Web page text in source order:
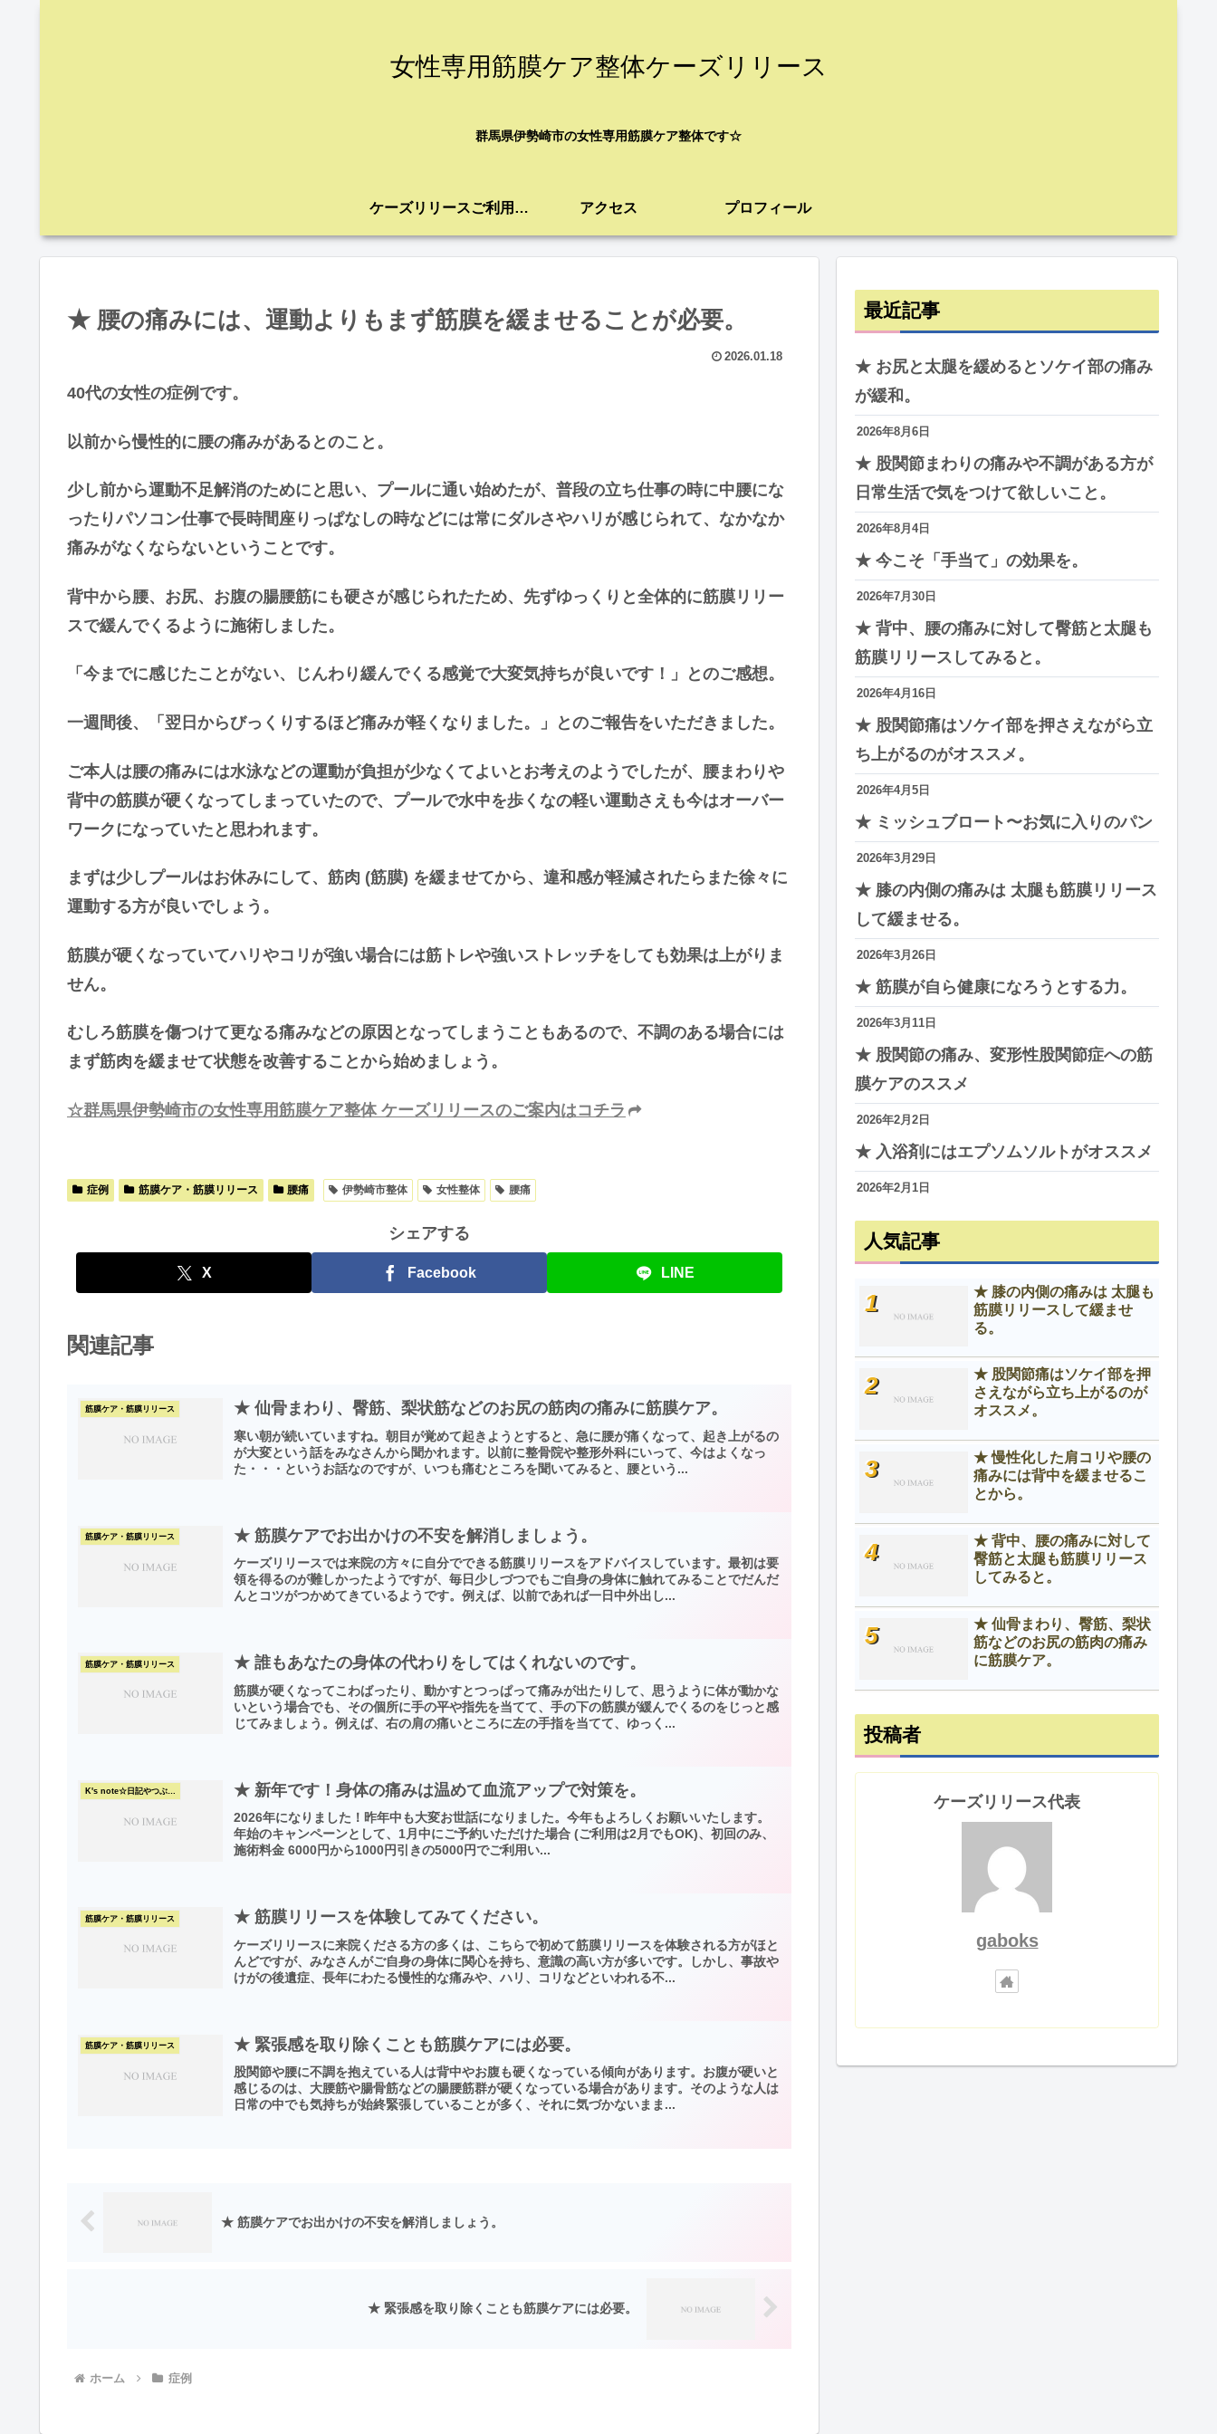
女性専用筋膜ケア整体ケーズリリース
群馬県伊勢崎市の女性専用筋膜ケア整体です☆
ケーズリリースご利用案内 アクセス プロフィール
★ 腰の痛みには、運動よりもまず筋膜を緩ませることが必要。
2026.01.18
40代の女性の症例です。
以前から慢性的に腰の痛みがあるとのこと。
少し前から運動不足解消のためにと思い、プールに通い始めたが、普段の立ち仕事の時に中腰にな
ったりパソコン仕事で長時間座りっぱなしの時などには常にダルさやハリが感じられて、なかなか
痛みがなくならないということです。
背中から腰、お尻、お腹の腸腰筋にも硬さが感じられたため、先ずゆっくりと全体的に筋膜リリー
スで緩んでくるように施術しました。
「今までに感じたことがない、じんわり緩んでくる感覚で大変気持ちが良いです！」とのご感想。
一週間後、「翌日からびっくりするほど痛みが軽くなりました。」とのご報告をいただきました。
ご本人は腰の痛みには水泳などの運動が負担が少なくてよいとお考えのようでしたが、腰まわりや
背中の筋膜が硬くなってしまっていたので、プールで水中を歩くなの軽い運動さえも今はオーバー
ワークになっていたと思われます。
まずは少しプールはお休みにして、筋肉 (筋膜) を緩ませてから、違和感が軽減されたらまた徐々に
運動する方が良いでしょう。
筋膜が硬くなっていてハリやコリが強い場合には筋トレや強いストレッチをしても効果は上がりま
せん。
むしろ筋膜を傷つけて更なる痛みなどの原因となってしまうこともあるので、不調のある場合には
まず筋肉を緩ませて状態を改善することから始めましょう。
☆群馬県伊勢崎市の女性専用筋膜ケア整体 ケーズリリースのご案内はコチラ
症例 筋膜ケア・筋膜リリース 腰痛 伊勢崎市整体 女性整体 腰痛
シェアする
X Facebook LINE
関連記事
筋膜ケア・筋膜リリース ★ 仙骨まわり、臀筋、梨状筋などのお尻の筋肉の痛みに筋膜ケア。
寒い朝が続いていますね。朝目が覚めて起きようとすると、急に腰が痛くなって、起き上がるの
が大変という話をみなさんから聞かれます。以前に整骨院や整形外科にいって、今はよくなっ
た・・・というお話なのですが、いつも痛むところを聞いてみると、腰という...
筋膜ケア・筋膜リリース ★ 筋膜ケアでお出かけの不安を解消しましょう。
ケーズリリースでは来院の方々に自分でできる筋膜リリースをアドバイスしています。最初は要
領を得るのが難しかったようですが、毎日少しづつでもご自身の身体に触れてみることでだんだ
んとコツがつかめてきているようです。例えば、以前であれば一日中外出し...
筋膜ケア・筋膜リリース ★ 誰もあなたの身体の代わりをしてはくれないのです。
筋膜が硬くなってこわばったり、動かすとつっぱって痛みが出たりして、思うように体が動かな
いという場合でも、その個所に手の平や指先を当てて、手の下の筋膜が緩んでくるのをじっと感
じてみましょう。例えば、右の肩の痛いところに左の手指を当てて、ゆっく...
K's note☆日記やつぶやき ★ 新年です！身体の痛みは温めて血流アップで対策を。
2026年になりました！昨年中も大変お世話になりました。今年もよろしくお願いいたします。
年始のキャンペーンとして、1月中にご予約いただけた場合 (ご利用は2月でもOK)、初回のみ、
施術料金 6000円から1000円引きの5000円でご利用い...
筋膜ケア・筋膜リリース ★ 筋膜リリースを体験してみてください。
ケーズリリースに来院くださる方の多くは、こちらで初めて筋膜リリースを体験される方がほと
んどですが、みなさんがご自身の身体に関心を持ち、意識の高い方が多いです。しかし、事故や
けがの後遺症、長年にわたる慢性的な痛みや、ハリ、コリなどといわれる不...
筋膜ケア・筋膜リリース ★ 緊張感を取り除くことも筋膜ケアには必要。
股関節や腰に不調を抱えている人は背中やお腹も硬くなっている傾向があります。お腹が硬いと
感じるのは、大腰筋や腸骨筋などの腸腰筋群が硬くなっている場合があります。そのような人は
日常の中でも気持ちが始終緊張していることが多く、それに気づかないまま...
★ 筋膜ケアでお出かけの不安を解消しましょう。
★ 緊張感を取り除くことも筋膜ケアには必要。
ホーム 症例
最近記事
★ お尻と太腿を緩めるとソケイ部の痛み
が緩和。
2026年8月6日
★ 股関節まわりの痛みや不調がある方が
日常生活で気をつけて欲しいこと。
2026年8月4日
★ 今こそ「手当て」の効果を。
2026年7月30日
★ 背中、腰の痛みに対して臀筋と太腿も
筋膜リリースしてみると。
2026年4月16日
★ 股関節痛はソケイ部を押さえながら立
ち上がるのがオススメ。
2026年4月5日
★ ミッシュブロート〜お気に入りのパン
2026年3月29日
★ 膝の内側の痛みは 太腿も筋膜リリース
して緩ませる。
2026年3月26日
★ 筋膜が自ら健康になろうとする力。
2026年3月11日
★ 股関節の痛み、変形性股関節症への筋
膜ケアのススメ
2026年2月2日
★ 入浴剤にはエプソムソルトがオススメ
2026年2月1日
人気記事
★ 膝の内側の痛みは 太腿も
筋膜リリースして緩ませ
る。
★ 股関節痛はソケイ部を押
さえながら立ち上がるのが
オススメ。
★ 慢性化した肩コリや腰の
痛みには背中を緩ませるこ
とから。
★ 背中、腰の痛みに対して
臀筋と太腿も筋膜リリース
してみると。
★ 仙骨まわり、臀筋、梨状
筋などのお尻の筋肉の痛み
に筋膜ケア。
投稿者
ケーズリリース代表
gaboks